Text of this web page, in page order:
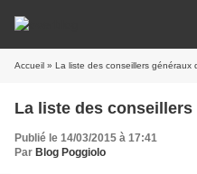
Accueil » La liste des conseillers généraux
La liste des
Publié le 14/03/2015 à 17:41
Par Blog Poggiolo